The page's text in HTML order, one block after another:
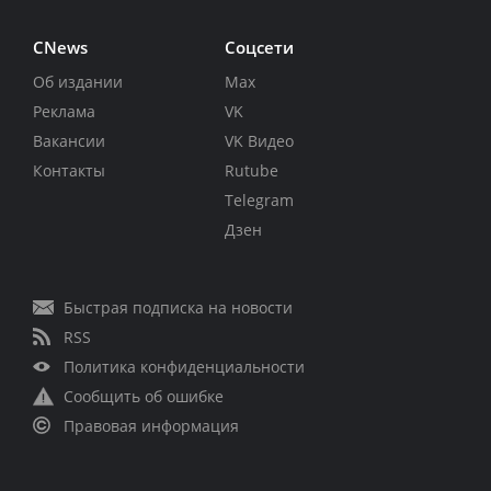
CNews
Об издании
Реклама
Вакансии
Контакты
Соцсети
Max
VK
VK Видео
Rutube
Telegram
Дзен
Быстрая подписка на новости
RSS
Политика конфиденциальности
Сообщить об ошибке
Правовая информация